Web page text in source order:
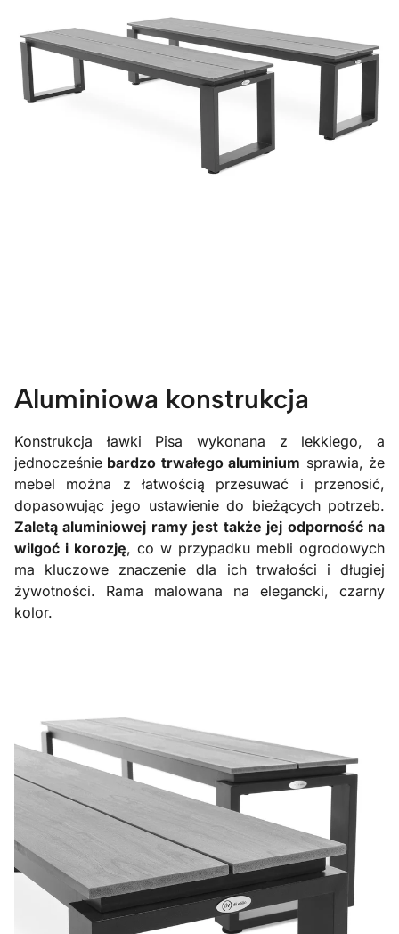
Aluminiowa konstrukcja
Konstrukcja ławki Pisa wykonana z lekkiego, a
jednocześnie bardzo trwałego aluminium sprawia, że
mebel można z łatwością przesuwać i przenosić,
dopasowując jego ustawienie do bieżących potrzeb.
Zaletą aluminiowej ramy jest także jej odporność na
wilgoć i korozję, co w przypadku mebli ogrodowych
ma kluczowe znaczenie dla ich trwałości i długiej
żywotności. Rama malowana na elegancki, czarny
kolor.